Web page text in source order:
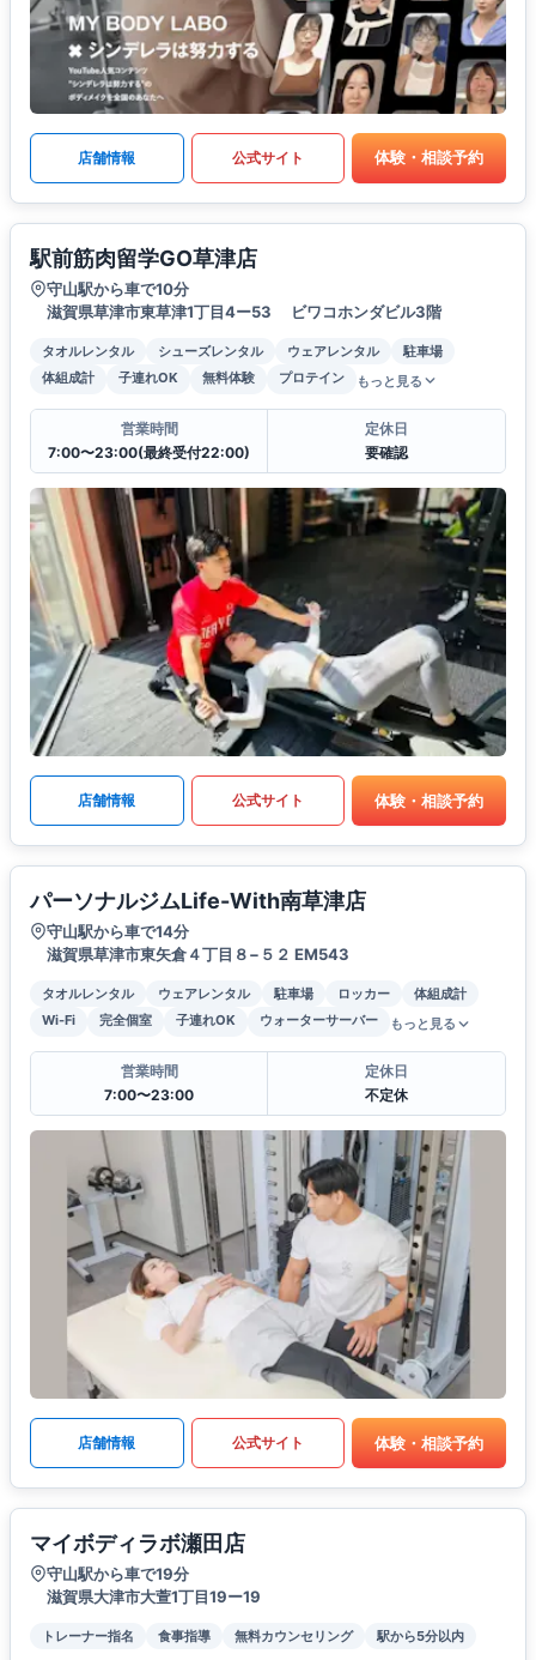
店舗情報 公式サイト 体験・相談予約
駅前筋肉留学GO草津店
守山駅から車で10分
滋賀県草津市東草津1丁目4ー53 ビワコホンダビル3階
タオルレンタル シューズレンタル ウェアレンタル
駐車場
体組成計
子連れOK 無料体験 プロテイン もっと見る
営業時間
7:00〜23:00(最終受付22:00)
定休日
要確認
店舗情報 公式サイト 体験・相談予約
パーソナルジムLife-With南草津店
守山駅から車で14分
滋賀県草津市東矢倉４丁目８−５２ EM543
タオルレンタル ウェアレンタル 駐車場 ロッカー
体組成計
Wi-Fi
完全個室 子連れOK ウォーターサーバー もっと見る
営業時間
7:00〜23:00
定休日
不定休
店舗情報 公式サイト 体験・相談予約
マイボディラボ瀬田店
守山駅から車で19分
滋賀県大津市大萱1丁目19ー19
トレーナー指名 食事指導 無料カウンセリング 駅から5分以内